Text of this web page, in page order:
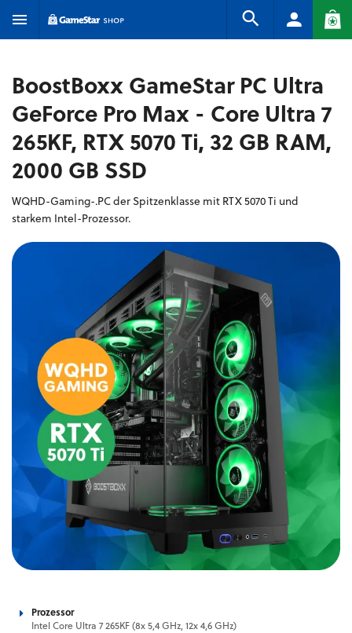
BoostBoxx GameStar PC Ultra
GeForce Pro Max - Core Ultra 7
265KF, RTX 5070 Ti, 32 GB RAM,
2000 GB SSD
WQHD-Gaming-.PC der Spitzenklasse mit RTX 5070 Ti und
starkem Intel-Prozessor.
Prozessor
Intel Core Ultra 7 265KF (8x 5,4 GHz, 12x 4,6 GHz)